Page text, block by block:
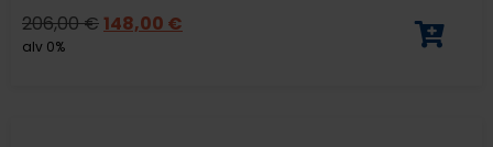
206,00€148,00 €
alv 0%